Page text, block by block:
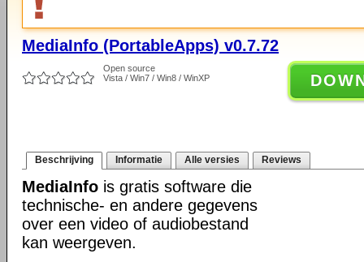
MediaInfo (PortableApps) v0.7.72
Open source
Vista / Win7 / Win8 / WinXP
Beschrijving Informatie Alle versies Reviews
MediaInfo is gratis software die
technische- en andere gegevens
over een video of audiobestand
kan weergeven.